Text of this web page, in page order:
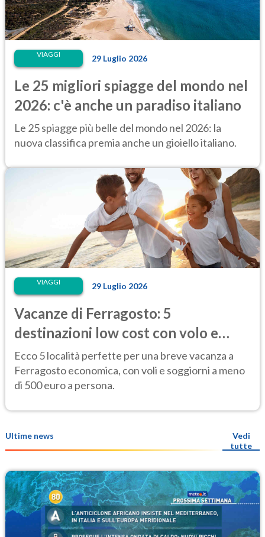
VIAGGI 29 Luglio 2026
Le 25 migliori spiagge del mondo nel
2026: c'è anche un paradiso italiano
Le 25 spiagge più belle del mondo nel 2026: la
nuova classifica premia anche un gioiello italiano.
VIAGGI 29 Luglio 2026
Vacanze di Ferragosto: 5
destinazioni low cost con volo e
hotel sotto i 500 euro
Ecco 5 località perfette per una breve vacanza a
Ferragosto economica, con voli e soggiorni a meno
di 500 euro a persona.
Ultime news
Vedi
tutte